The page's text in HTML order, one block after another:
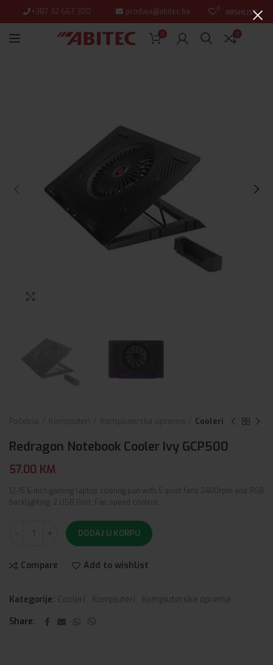
+387 32 667 300 prodaja@abitec.ba 0 WISHLIST
0 0
Cooleri
Redragon Notebook Cooler Ivy GCP500
57.00 KM
12-15.6 inch gaming laptop cooling pan with 5 quiet fans 2400rpm and RGB
backlighting; 2 USB Port; Fan speed control.
DODAJ U KORPU
Compare Add to wishlist
Kategorije: Cooleri , Kompjuteri , Kompjuterska oprema
Share